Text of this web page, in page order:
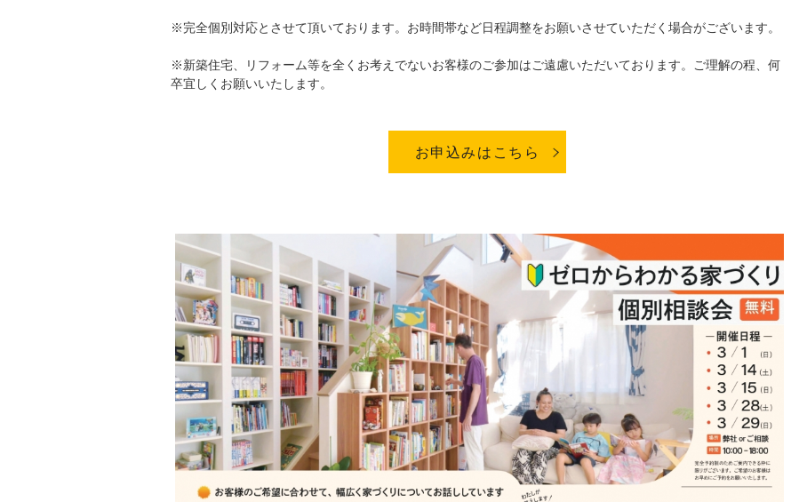
※完全個別対応とさせて頂いております。お時間帯など日程調整をお願いさせていただく場合がございます。
※新築住宅、リフォーム等を全くお考えでないお客様のご参加はご遠慮いただいております。ご理解の程、何
卒宜しくお願いいたします。
お申込みはこちら